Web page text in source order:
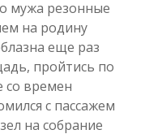
мужа резонные
на родину
еще раз
пройтись по
со времен
с пассажем
на собрание